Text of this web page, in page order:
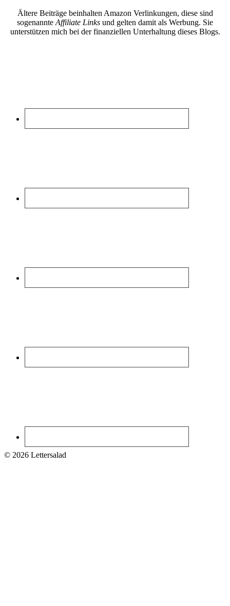
Ältere Beiträge beinhalten Amazon Verlinkungen, diese sind
sogenannte Affiliate Links und gelten damit als Werbung. Sie
unterstützen mich bei der finanziellen Unterhaltung dieses Blogs.
© 2026 Lettersalad